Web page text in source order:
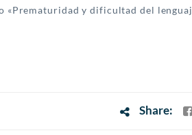
«Prematuridad y dificultad del
Share: